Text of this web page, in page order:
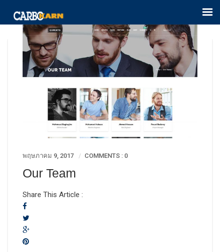
พฤษภาคม 9, 2017 COMMENTS : 0
Our Team
Share This Article :